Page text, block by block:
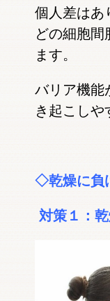
個人差はあ
どの細胞
ます。
バリア機能
き起こしや
◇乾燥に負
対策１：